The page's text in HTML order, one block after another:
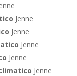
Jenne
Jenne
Jenne
Jenne
Jenne